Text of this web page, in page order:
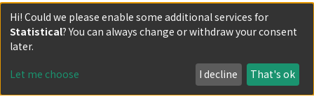
URI
http://hdl.handle.net/2433/148818
Collections
090 Doctoral Dissertation (Philosophy (Engineering))
Hi! Could we please enable some additional services for
Statistical? You can always change or withdraw your consent
later.
Let me choose I decline That's ok